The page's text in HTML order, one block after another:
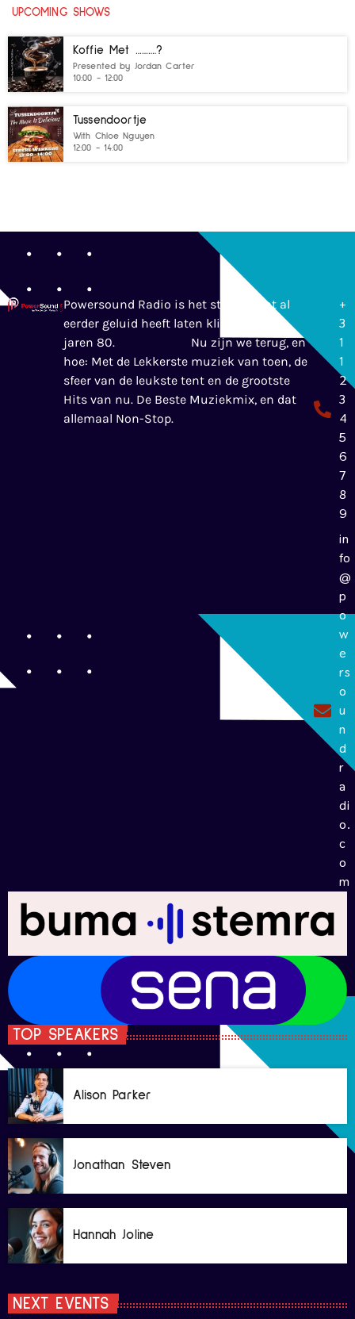
UPCOMING SHOWS
Koffie Met ……….?
Presented by Jordan Carter
10:00 - 12:00
Tussendoortje
With Chloe Nguyen
12:00 - 14:00
Powersound Radio is het station wat al
eerder geluid heeft laten klinken in de
jaren 80. Nu zijn we terug, en
hoe: Met de Lekkerste muziek van toen, de
sfeer van de leukste tent en de grootste
Hits van nu. De Beste Muziekmix, en dat
allemaal Non-Stop.
+
3
1
1
2
3
4
5
6
7
8
9
in
fo
@
p
o
w
e
rs
o
u
n
d
r
a
di
o.
c
o
m
TOP SPEAKERS
Alison Parker
Jonathan Steven
Hannah Joline
NEXT EVENTS